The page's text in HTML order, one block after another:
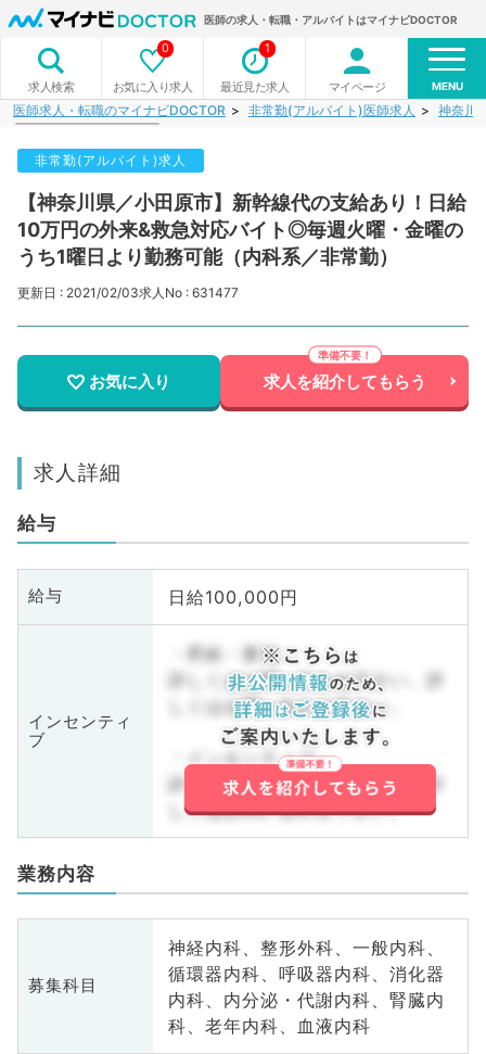
医師の求人・転職・アルバイトはマイナビDOCTOR
求人検索 お気に入り求人
0
最近見た求人
1
マイページ MENU
医師求人・転職のマイナビDOCTOR 非常勤(アルバイト)医師求人 神奈川
非常勤(アルバイト)求人
【神奈川県／小田原市】新幹線代の支給あり！日給
10万円の外来&救急対応バイト◎毎週火曜・金曜の
うち1曜日より勤務可能（内科系／非常勤）
更新日 : 2021/02/03求人No : 631477
お気に入り 求人を紹介してもらう
求人詳細
給与
給与 日給100,000円
インセンティ
ブ
・昇給・賞与
詳しくはお問い合わせ下さい。詳
しくはお問い合わせ下さい。
・インセンティブ
詳しくはお問い合わせ下さい。詳
しくはお問い合わせ下さい。
業務内容
募集科目
神経内科、整形外科、一般内科、
循環器内科、呼吸器内科、消化器
内科、内分泌・代謝内科、腎臓内
科、老年内科、血液内科